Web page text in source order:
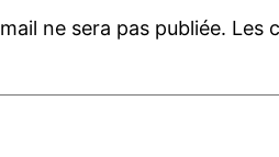
ne sera pas publiée. Les